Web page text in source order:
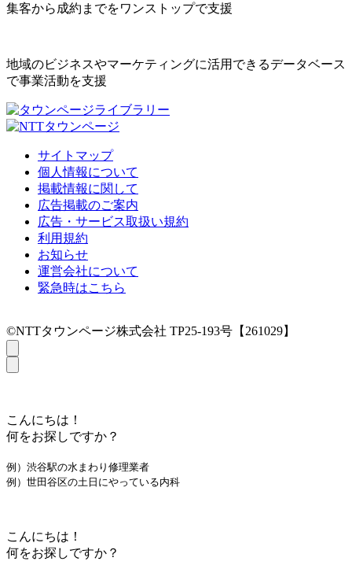
集客から成約までをワンストップで支援
地域のビジネスやマーケティングに活用できるデータベース
で事業活動を支援
サイトマップ
個人情報について
掲載情報に関して
広告掲載のご案内
広告・サービス取扱い規約
利用規約
お知らせ
運営会社について
緊急時はこちら
©NTTタウンページ株式会社 TP25-193号【261029】
こんにちは！
何をお探しですか？
例）渋谷駅の水まわり修理業者
例）世田谷区の土日にやっている内科
こんにちは！
何をお探しですか？